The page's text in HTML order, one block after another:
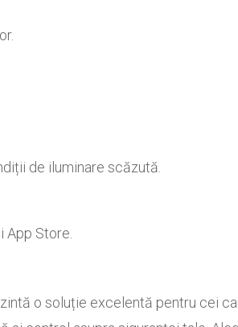
de iluminare scăzută.
Store.
o soluție excelentă pentru cei